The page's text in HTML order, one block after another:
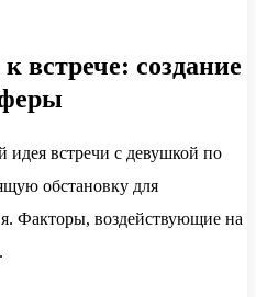
встрече: создание
идея встречи с девушкой по
обстановку для
Факторы, воздействующие на